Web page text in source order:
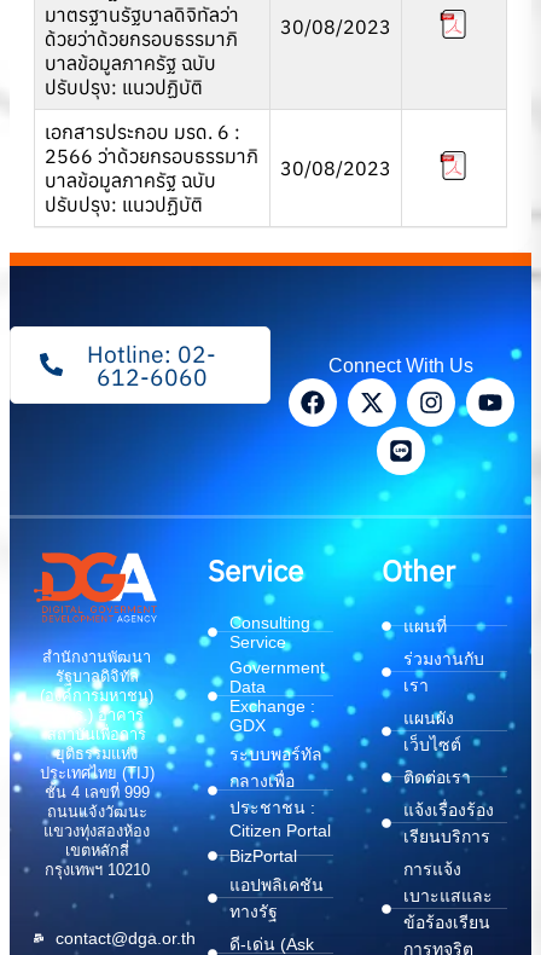
มาตรฐานรัฐบาลดิจิทัลว่า
ด้วยว่าด้วยกรอบธรรมาภิ
บาลข้อมูลภาครัฐ ฉบับ
ปรับปรุง: แนวปฏิบัติ
30/08/2023
เอกสารประกอบ มรด. 6 :
2566 ว่าด้วยกรอบธรรมาภิ
บาลข้อมูลภาครัฐ ฉบับ
ปรับปรุง: แนวปฏิบัติ
30/08/2023
Hotline: 02-
612-6060 Connect With Us
สำนักงานพัฒนา
รัฐบาลดิจิทัล
(องค์การมหาชน)
(สพร.) อาคาร
สถาบันเพื่อการ
ยุติธรรมแห่ง
ประเทศไทย (TIJ)
ชั้น 4 เลขที่ 999
ถนนแจ้งวัฒนะ
แขวงทุ่งสองห้อง
เขตหลักสี่
กรุงเทพฯ 10210
contact@dga.or.th
Service
Consulting
Service
Government
Data
Exchange :
GDX
ระบบพอร์ทัล
กลางเพื่อ
ประชาชน :
Citizen Portal
BizPortal
แอปพลิเคชัน
ทางรัฐ
ดี-เด่น (Ask
Other
แผนที่
ร่วมงานกับ
เรา
แผนผัง
เว็บไซต์
ติดต่อเรา
แจ้งเรื่องร้อง
เรียนบริการ
การแจ้ง
เบาะแสและ
ข้อร้องเรียน
การทุจริต